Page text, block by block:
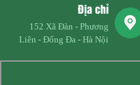
Địa chỉ
152 Xã Đàn - Phương
Liên - Đống Đa - Hà Nội